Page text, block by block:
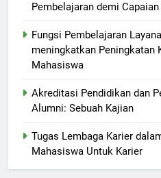
Pembelajaran demi Capaian
Fungsi Pembelajaran
meningkatkan Peningkatan
Mahasiswa
Akreditasi Pendidikan dan
Alumni: Sebuah Kajian
Tugas Lembaga Karier
Mahasiswa Untuk Karier